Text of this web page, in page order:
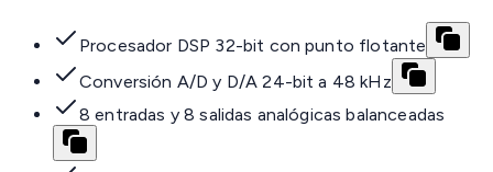
Procesador DSP 32-bit con punto flotante
Conversión A/D y D/A 24-bit a 48 kHz
8 entradas y 8 salidas analógicas balanceadas